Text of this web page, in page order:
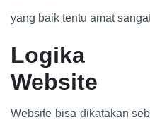
yang baik tentu amat
Logika
Website
Website bisa dikatakan